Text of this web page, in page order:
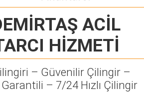
ACİL
HİZMETİ
– Güvenilir Çilingir –
– 7/24 Hızlı Çilingir